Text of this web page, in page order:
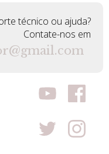
técnico ou ajuda?
Contate-nos em